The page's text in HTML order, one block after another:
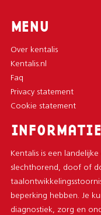
MENU
Over kentalis
Kentalis.nl
Faq
Privacy statement
Cookie statement
INFORMATIE
Kentalis is een
slechthorend, doof of
beperking hebben. Je
diagnostiek, zorg en